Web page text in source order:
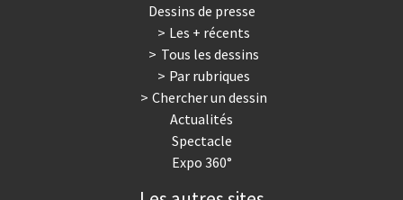
Dessins de presse
Les + récents
Tous les dessins
Par rubriques
Chercher un dessin
Actualités
Spectacle
Expo 360°